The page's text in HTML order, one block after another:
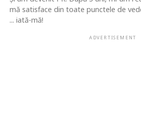
mă satisface din toate punctele de
... iată-mă!
ADVERTISEMENT